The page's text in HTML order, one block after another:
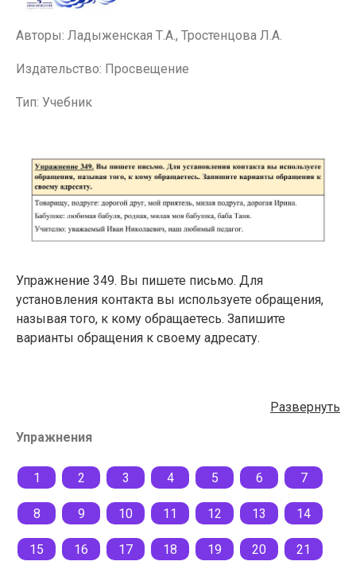
Авторы: Ладыженская Т.А., Тростенцова Л.А.
Издательство: Просвещение
Тип: Учебник
Упражнение 349. Вы пишете письмо. Для
установления контакта вы используете обращения,
называя того, к кому обращаетесь. Запишите
варианты обращения к своему адресату.
Развернуть
Упражнения
1 2 3 4 5 6 7
8 9 10 11 12 13 14
15 16 17 18 19 20 21